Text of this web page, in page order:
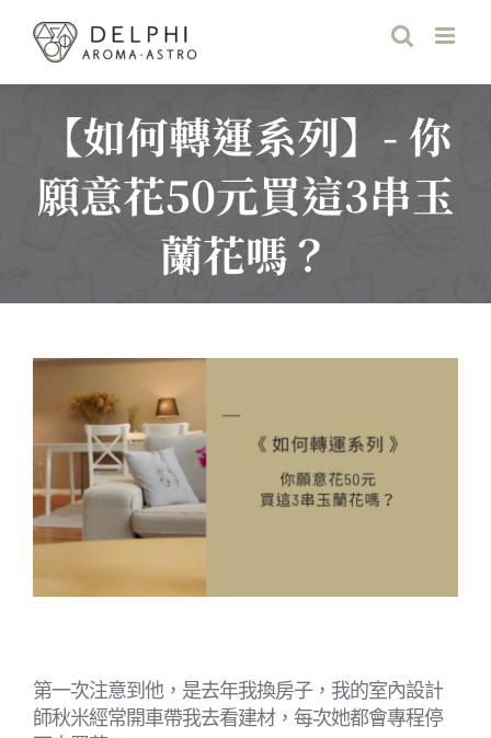
content
【如何轉運系列】- 你
願意花50元買這3串玉
蘭花嗎？
第一次注意到他，是去年我換房子，我的室內設計
師秋米經常開車帶我去看建材，每次她都會專程停